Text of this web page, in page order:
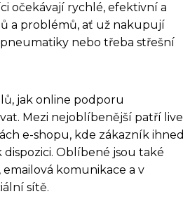
očekávají rychlé, efektivní a
a problémů, ať už nakupují
nebo třeba střešní
jak online podporu
Mezi nejoblíbenější patří live
e-shopu, kde zákazník
dispozici. Oblíbené jsou také
komunikace a v
sítě.